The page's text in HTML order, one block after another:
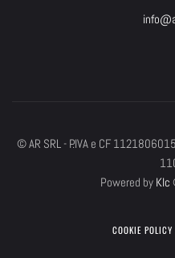
© AR SRL - P.IVA e CF
Powered by Klc
COOKIE POLICY